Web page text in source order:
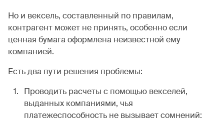
Но и вексель, составленный по правилам,
контрагент может не принять, особенно если
ценная бумага оформлена неизвестной ему
компанией.
Есть два пути решения проблемы:
Проводить расчеты с помощью векселей,
выданных компаниями, чья
платежеспособность не вызывает сомнений: